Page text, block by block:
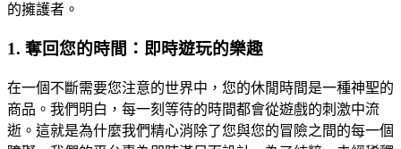
的擁護者。
1. 奪回您的時間：即時遊玩的樂趣
在一個不斷需要您注意的世界中，您的休閒時間是一種神聖的
商品。我們明白，每一刻等待的時間都會從遊戲的刺激中流
逝。這就是為什麼我們精心消除了您與您的冒險之間的每一個